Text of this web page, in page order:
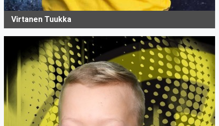
Virtanen Tuukka